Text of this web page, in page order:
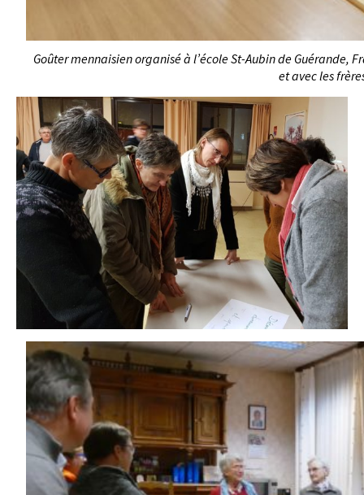
Goûter mennaisien organisé à l’école St-Aubin de Guérande,
et avec les